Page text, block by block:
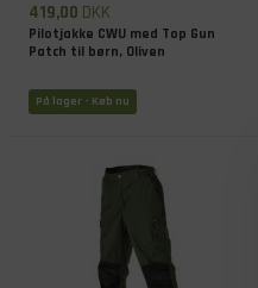
419,00 DKK
Pilotjakke CWU med Top Gun
Patch til børn, Oliven
På lager - Køb nu